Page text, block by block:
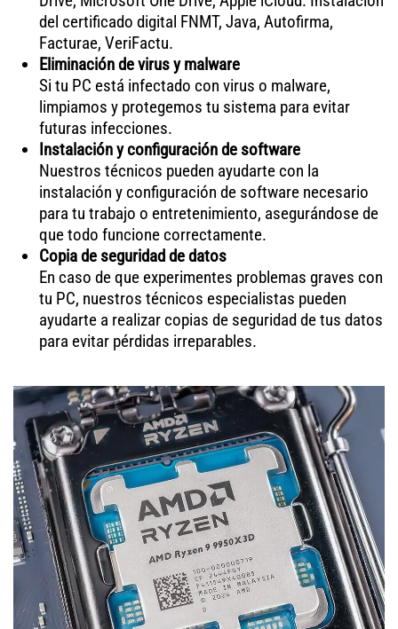
del certificado digital FNMT, Java, Autofirma,
Facturae, VeriFactu.
Eliminación de virus y malware
Si tu PC está infectado con virus o malware,
limpiamos y protegemos tu sistema para evitar
futuras infecciones.
Instalación y configuración de software
Nuestros técnicos pueden ayudarte con la
instalación y configuración de software necesario
para tu trabajo o entretenimiento, asegurándose de
que todo funcione correctamente.
Copia de seguridad de datos
En caso de que experimentes problemas graves con
tu PC, nuestros técnicos especialistas pueden
ayudarte a realizar copias de seguridad de tus datos
para evitar pérdidas irreparables.